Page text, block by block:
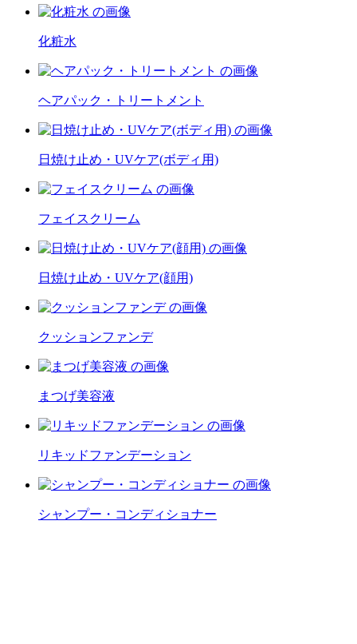
化粧水
ヘアパック・トリートメント
日焼け止め・UVケア(ボディ用)
フェイスクリーム
日焼け止め・UVケア(顔用)
クッションファンデ
まつげ美容液
リキッドファンデーション
シャンプー・コンディショナー